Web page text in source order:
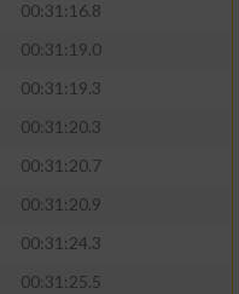
00:31:16.8
00:31:19.0
00:31:19.3
00:31:20.3
00:31:20.7
00:31:20.9
00:31:24.3
00:31:25.5